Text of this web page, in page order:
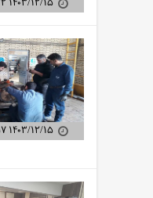
۱۴۰۳/۱۲/۱۵ ۱۱:۵۷